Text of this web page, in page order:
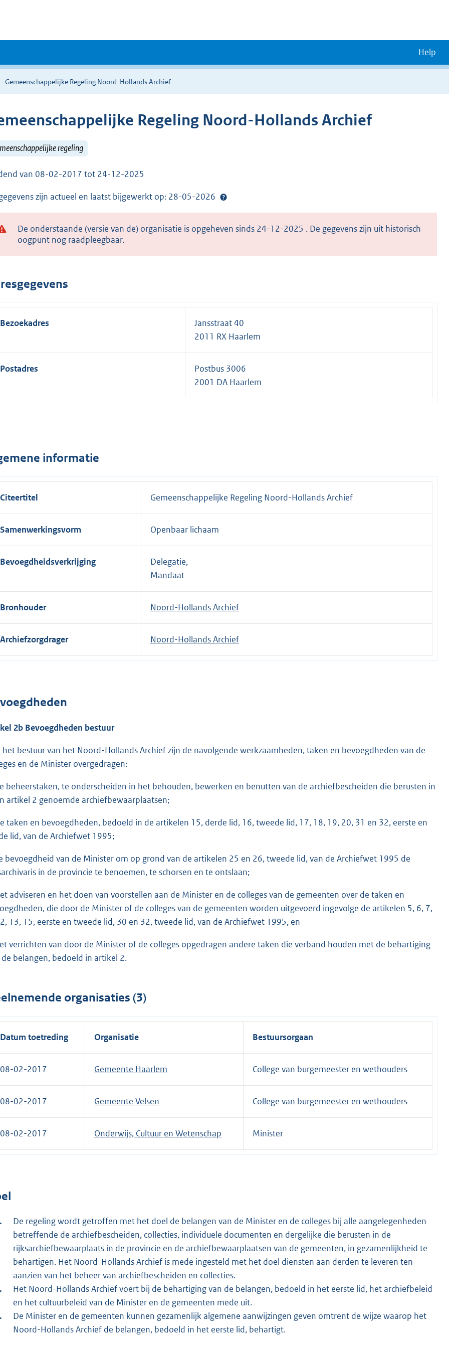
Help
Gemeenschappelijke Regeling Noord-Hollands Archief
Regeling Noord-Hollands Archief
regeling
van 08-02-2017 tot 24-12-2025
zijn actueel en laatst bijgewerkt op: 28-05-2026
De onderstaande (versie van de) organisatie is opgeheven sinds 24-12-2025 . De gegevens zijn uit historisch
oogpunt nog raadpleegbaar.
Bezoekadres
Jansstraat 40
2011 RX Haarlem
Postadres
Postbus 3006
2001 DA Haarlem
informatie
Citeertitel Gemeenschappelijke Regeling Noord-Hollands Archief
Samenwerkingsvorm Openbaar lichaam
Bevoegdheidsverkrijging
Delegatie,
Mandaat
Bronhouder Noord-Hollands Archief
Archiefzorgdrager Noord-Hollands Archief
2b Bevoegdheden bestuur
het bestuur van het Noord-Hollands Archief zijn de navolgende werkzaamheden, taken en bevoegdheden van de
en de Minister overgedragen:
beheerstaken, te onderscheiden in het behouden, bewerken en benutten van de archiefbescheiden die berusten in
artikel 2 genoemde archiefbewaarplaatsen;
taken en bevoegdheden, bedoeld in de artikelen 15, derde lid, 16, tweede lid, 17, 18, 19, 20, 31 en 32, eerste en
lid, van de Archiefwet 1995;
bevoegdheid van de Minister om op grond van de artikelen 25 en 26, tweede lid, van de Archiefwet 1995 de
in de provincie te benoemen, te schorsen en te ontslaan;
adviseren en het doen van voorstellen aan de Minister en de colleges van de gemeenten over de taken en
die door de Minister of de colleges van de gemeenten worden uitgevoerd ingevolge de artikelen 5, 6, 7,
13, 15, eerste en tweede lid, 30 en 32, tweede lid, van de Archiefwet 1995, en
verrichten van door de Minister of de colleges opgedragen andere taken die verband houden met de behartiging
belangen, bedoeld in artikel 2.
organisaties (3)
Datum toetreding Organisatie Bestuursorgaan
08-02-2017 Gemeente Haarlem College van burgemeester en wethouders
08-02-2017 Gemeente Velsen College van burgemeester en wethouders
08-02-2017 Onderwijs, Cultuur en Wetenschap Minister
De regeling wordt getroffen met het doel de belangen van de Minister en de colleges bij alle aangelegenheden
betreffende de archiefbescheiden, collecties, individuele documenten en dergelijke die berusten in de
rijksarchiefbewaarplaats in de provincie en de archiefbewaarplaatsen van de gemeenten, in gezamenlijkheid te
behartigen. Het Noord-Hollands Archief is mede ingesteld met het doel diensten aan derden te leveren ten
aanzien van het beheer van archiefbescheiden en collecties.
Het Noord-Hollands Archief voert bij de behartiging van de belangen, bedoeld in het eerste lid, het archiefbeleid
en het cultuurbeleid van de Minister en de gemeenten mede uit.
De Minister en de gemeenten kunnen gezamenlijk algemene aanwijzingen geven omtrent de wijze waarop het
Noord-Hollands Archief de belangen, bedoeld in het eerste lid, behartigt.